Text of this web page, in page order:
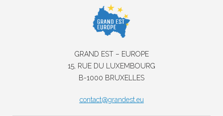
GRAND EST – EUROPE
15, RUE DU LUXEMBOURG
B-1000 BRUXELLES
contact@grandest.eu